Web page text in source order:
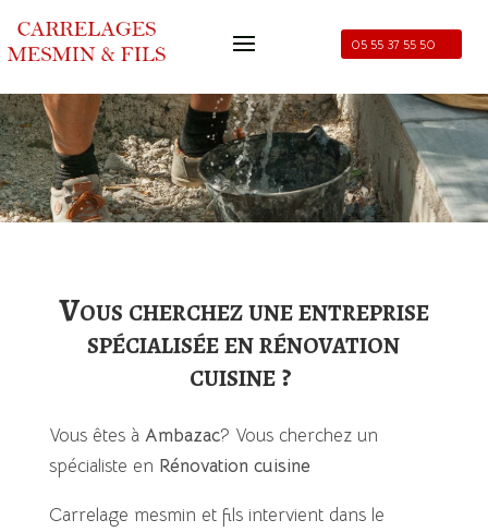
05 55 37 55 50
Vous cherchez une entreprise
spécialisée en rénovation
cuisine ?
Vous êtes à Ambazac? Vous cherchez un
spécialiste en Rénovation cuisine
Carrelage mesmin et fils intervient dans le